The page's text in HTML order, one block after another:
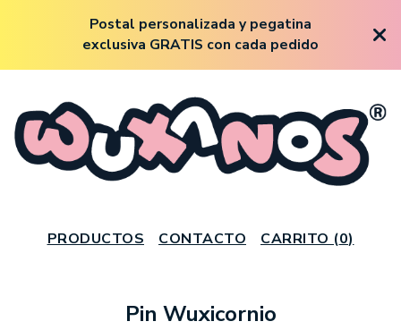
Postal personalizada y pegatina
exclusiva GRATIS con cada pedido
PRODUCTOS CONTACTO CARRITO (0)
Pin Wuxicornio